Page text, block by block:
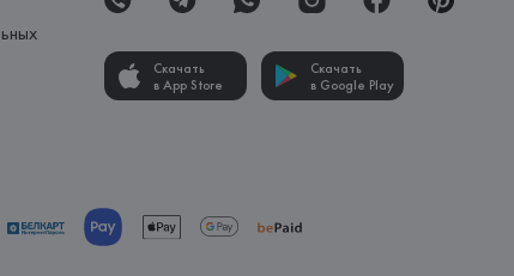
Скачать
в App Store
Скачать
в Google Play